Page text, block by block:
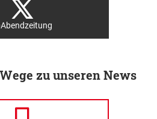
zu unseren News